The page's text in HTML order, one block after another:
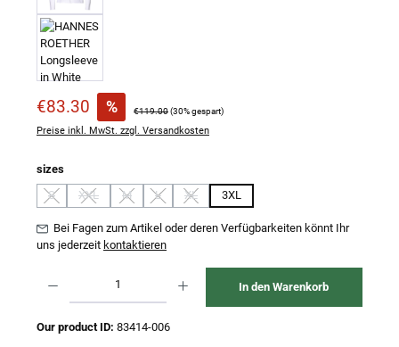
Verkaufspreis:
€83.30 % Regulärer Preis:
€119.00(30% gespart)
Preise inkl. MwSt. zzgl. Versandkosten
sizesauswählen
S
(Diese Option ist zurzeit nicht verfügbar.)
XXL
(Diese Option ist zurzeit nicht verfügbar.)
M
(Diese Option ist zurzeit nicht verfügbar.)
L
(Diese Option ist zurzeit nicht verfügbar.)
XL
(Diese Option ist zurzeit nicht verfügbar.)
3XL
Bei Fagen zum Artikel oder deren Verfügbarkeiten könnt Ihr
uns jederzeit kontaktieren
In den Warenkorb
Our product ID: 83414-006